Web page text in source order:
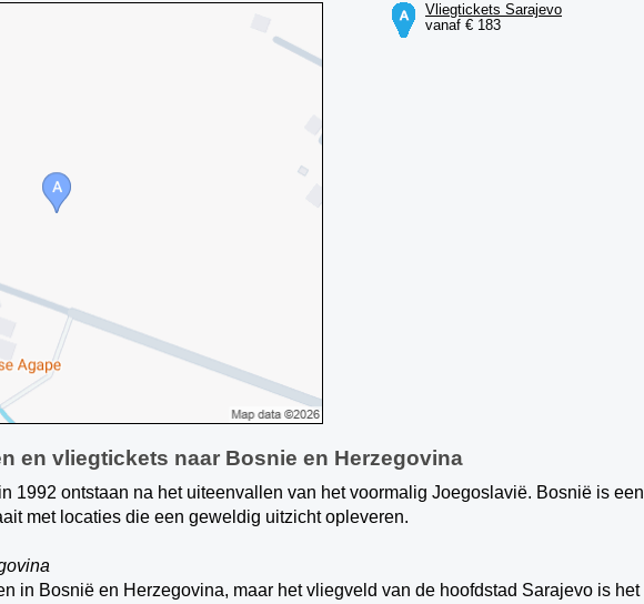
Vliegtickets Sarajevo
vanaf € 183
en vliegtickets naar Bosnie en Herzegovina
1992 ontstaan na het uiteenvallen van het voormalig Joegoslavië. Bosnië is een
met locaties die een geweldig uitzicht opleveren.
in Bosnië en Herzegovina, maar het vliegveld van de hoofdstad Sarajevo is het